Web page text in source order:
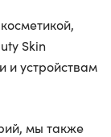
Skin
и устройствам
мы также